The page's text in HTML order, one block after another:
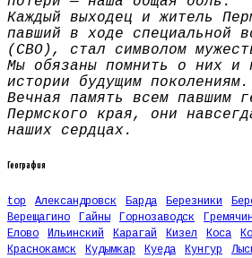
Каждый выходец и житель
павший в ходе специальной
(СВО), стал символом
Мы обязаны помнить о них и
истории будущим поколениям.
Вечная память всем павшим
Пермского края, они
наших сердцах.
География
top Александровск Барда Березники
Верещагино
Гайны Горнозаводск
Елово
Ильинский Карагай Кизел Коса
Краснокамск
Кудымкар Куеда Кунгур